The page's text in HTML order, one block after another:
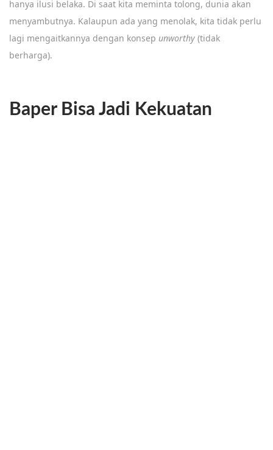
hanya ilusi belaka. Di saat kita meminta tolong, dunia akan
menyambutnya. Kalaupun ada yang menolak, kita tidak perlu
lagi mengaitkannya dengan konsep unworthy (tidak
berharga).
Baper Bisa Jadi Kekuatan